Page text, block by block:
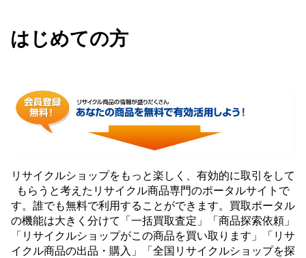
はじめての方
リサイクルショップをもっと楽しく、有効的に取引をして
もらうと考えたリサイクル商品専門のポータルサイトで
す。誰でも無料で利用することができます。買取ポータル
の機能は大きく分けて「一括買取査定」「商品探索依頼」
「リサイクルショップがこの商品を買い取ります」「リサ
イクル商品の出品・購入」「全国リサイクルショップを探